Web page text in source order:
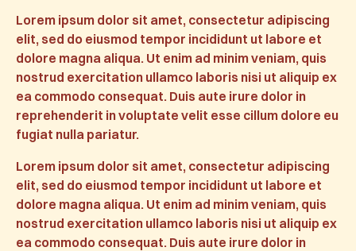
Lorem ipsum dolor sit amet, consectetur adipiscing
elit, sed do eiusmod tempor incididunt ut labore et
dolore magna aliqua. Ut enim ad minim veniam, quis
nostrud exercitation ullamco laboris nisi ut aliquip ex
ea commodo consequat. Duis aute irure dolor in
reprehenderit in voluptate velit esse cillum dolore eu
fugiat nulla pariatur.
Lorem ipsum dolor sit amet, consectetur adipiscing
elit, sed do eiusmod tempor incididunt ut labore et
dolore magna aliqua. Ut enim ad minim veniam, quis
nostrud exercitation ullamco laboris nisi ut aliquip ex
ea commodo consequat. Duis aute irure dolor in